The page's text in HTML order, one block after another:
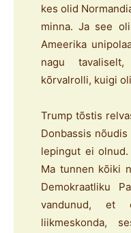
kes olid
minna. Ja see
Ameerika
nagu
kõrvalrolli, kuigi
Trump tõstis
Donbassis
lepingut ei
Ma tunnen kõiki
Demokraatliku
vandunud, et
liikmeskonda,